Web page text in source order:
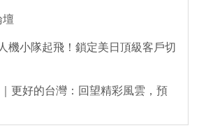
壇
機小隊起飛！鎖定美日頂級客戶切
更好的台灣：回望精彩風雲，預